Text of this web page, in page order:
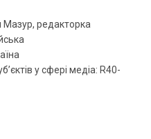
Мазур, редакторка
у сфері медіа: R40-